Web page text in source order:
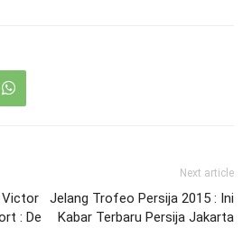
Victor
: De
Next article
Jelang Trofeo Persija 2015 : Ini
Kabar Terbaru Persija Jakarta